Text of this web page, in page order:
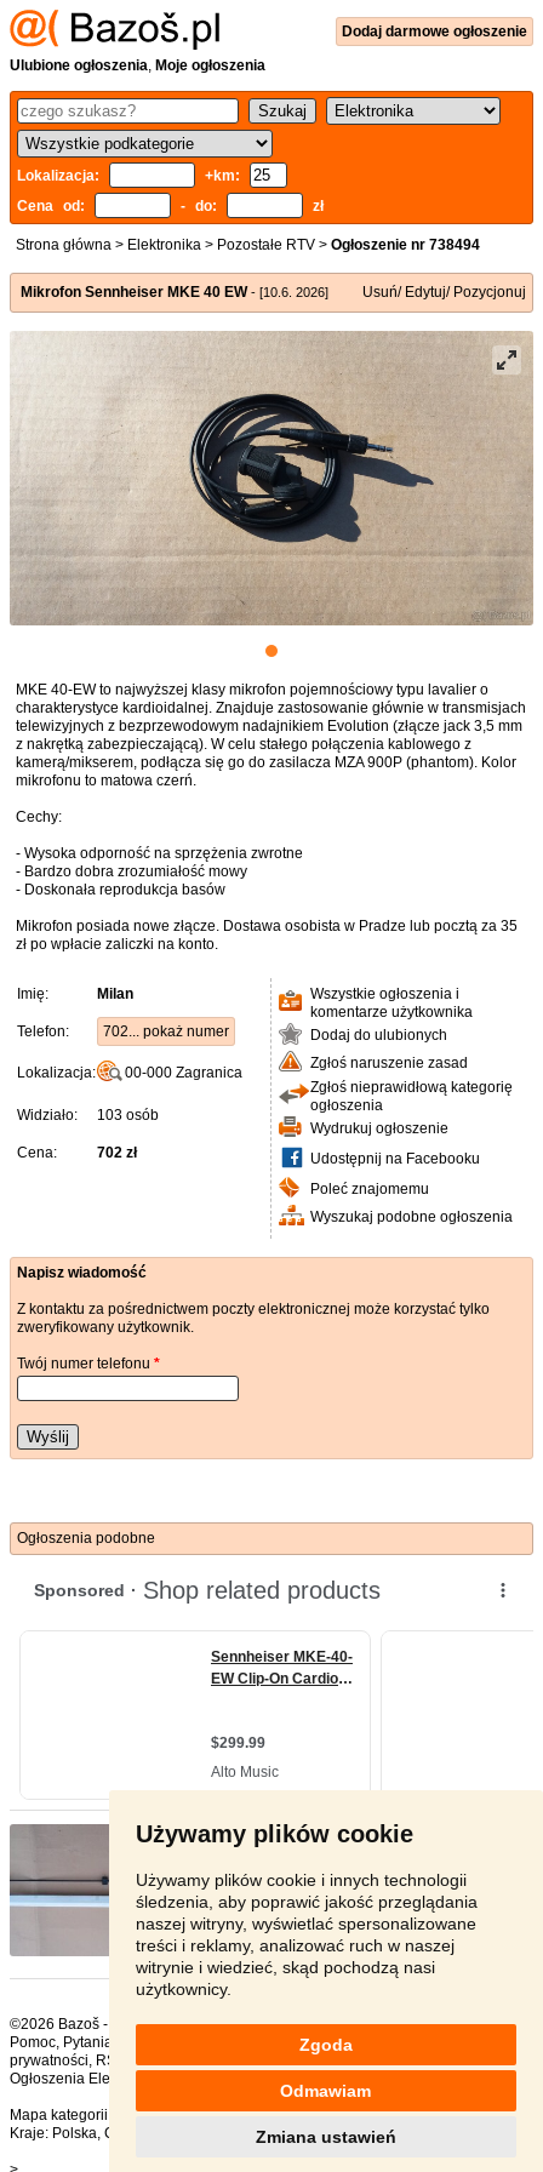
Używamy plików cookie
Używamy plików cookie i innych technologii
śledzenia, aby poprawić jakość przeglądania
naszej witryny, wyświetlać spersonalizowane
treści i reklamy, analizować ruch w naszej
witrynie i wiedzieć, skąd pochodzą nasi
użytkownicy.
Zgoda
Odmawiam
Zmiana ustawień
Dodaj darmowe ogłoszenie
Ulubione ogłoszenia, Moje ogłoszenia
Lokalizacja:
+km:
Cena od:
- do: zł
Strona główna > Elektronika > Pozostałe RTV > Ogłoszenie nr 738494
Mikrofon Sennheiser MKE 40 EW- [10.6. 2026] Usuń/ Edytuj/ Pozycjonuj
MKE 40-EW to najwyższej klasy mikrofon pojemnościowy typu lavalier o
charakterystyce kardioidalnej. Znajduje zastosowanie głównie w transmisjach
telewizyjnych z bezprzewodowym nadajnikiem Evolution (złącze jack 3,5 mm
z nakrętką zabezpieczającą). W celu stałego połączenia kablowego z
kamerą/mikserem, podłącza się go do zasilacza MZA 900P (phantom). Kolor
mikrofonu to matowa czerń.
Cechy:
- Wysoka odporność na sprzężenia zwrotne
- Bardzo dobra zrozumiałość mowy
- Doskonała reprodukcja basów
Mikrofon posiada nowe złącze. Dostawa osobista w Pradze lub pocztą za 35
zł po wpłacie zaliczki na konto.
Imię: Milan
Telefon: 702... pokaż numer
Lokalizacja: 00-000 Zagranica
Widziało: 103 osób
Cena: 702 zł
Wszystkie ogłoszenia i
komentarze użytkownika
Dodaj do ulubionych
Zgłoś naruszenie zasad
Zgłoś nieprawidłową kategorię
ogłoszenia
Wydrukuj ogłoszenie
Udostępnij na Facebooku
Poleć znajomemu
Wyszukaj podobne ogłoszenia
Napisz wiadomość
Z kontaktu za pośrednictwem poczty elektronicznej może korzystać tylko
zweryfikowany użytkownik.
Twój numer telefonu *
Wyślij
Ogłoszenia podobne
Nowy Sennheiser MZE 8120- [10.6. 2026]
wliczona w cenę pr ...
Zagranica - 00-000
878 zł
©2026 Bazoš -
sprzedam, ogłoszenia Pozostałe RTV
Pomoc, Pytania Reklama,Regulamin
prywatności, RSS
Ogłoszenia Elektronika ogółem:
Mapa kategorii
Popularne wyszukiwania
Kraje: Polska, Czechy Austria